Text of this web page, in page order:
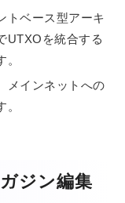
トベース型アーキ
UTXOを統合する
メインネットへの
ジン編集